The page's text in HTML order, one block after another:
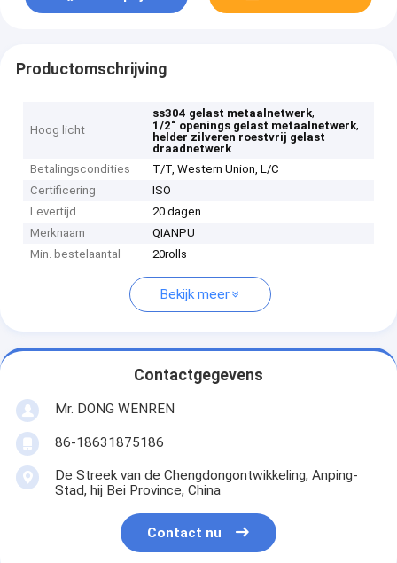
Productomschrijving
Hoog licht
ss304 gelast metaalnetwerk,
1/2“ openings gelast metaalnetwerk,
helder zilveren roestvrij gelast
draadnetwerk
Betalingscondities
T/T, Western Union, L/C
Certificering
ISO
Levertijd
20 dagen
Merknaam
QIANPU
Min. bestelaantal
20rolls
Bekijk meer
Contactgegevens
Mr. DONG WENREN
86-18631875186
De Streek van de Chengdongontwikkeling, Anping-
Stad, hij Bei Province, China
Contact nu